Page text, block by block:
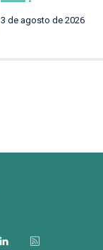
3 de agosto de 2026